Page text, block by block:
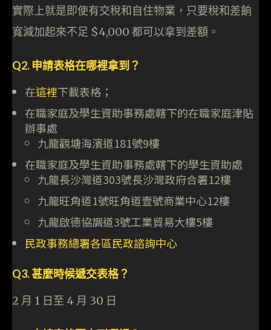
實際上就是即使有交稅和自住物業，只要稅和差餉
寬減加起來不足 $4,000 都可以拿到差額。
Q2. 申請表格在哪裡拿到？
在這裡下載表格；
在職家庭及學生資助事務處轄下的在職家庭津貼
辦事處
九龍觀塘海濱道181號9樓
在職家庭及學生資助事務處轄下的學生資助處
九龍長沙灣道303號長沙灣政府合署12樓
九龍旺角道1號旺角道壹號商業中心12樓
九龍啟德協調道3號工業貿易大樓5樓
民政事務總署各區民政諮詢中心
Q3. 甚麼時候遞交表格？
2 月 1 日至 4 月 30 日